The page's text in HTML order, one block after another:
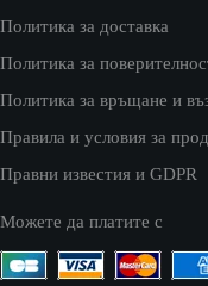
Политика за доставка
Политика за
Политика за връщане и
Правила и условия за
Правни известия и GDPR
Можете да платите с